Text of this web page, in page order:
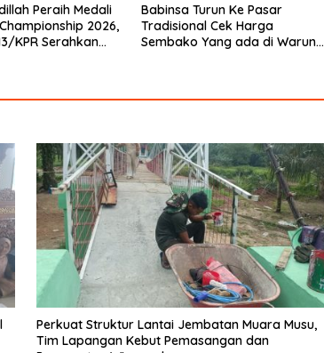
Peraih Medali
2026,
KPR Serahkan
Babinsa Turun Ke Pasar
Tradisional Cek Harga
Sembako Yang ada di Warung
Perkuat Struktur Lantai Jembatan Muara Musu,
Tim Lapangan Kebut Pemasangan dan